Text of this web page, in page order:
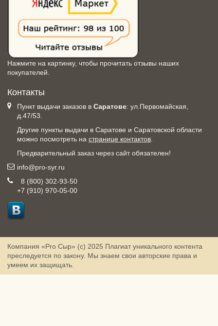
Нажмите на картинку, чтобы прочитать отзывы наших
покупателей.
Контакты
Пункт выдачи заказов в Саратове: ул.Первомайская,
д.47/53.
Другие пункты выдачи в Саратове и Саратовской области
можно посмотреть на странице контактов
Предварительный заказ через сайт обязателен!
info@pro-syr.ru
8 (800) 302-93-50
+7 (910) 970-05-00
Компания «Pro Сыр» (с) 2025 Плагиат уникального контента
преследуется по закону. Мы знаем свои авторские права и
умеем их защищать.